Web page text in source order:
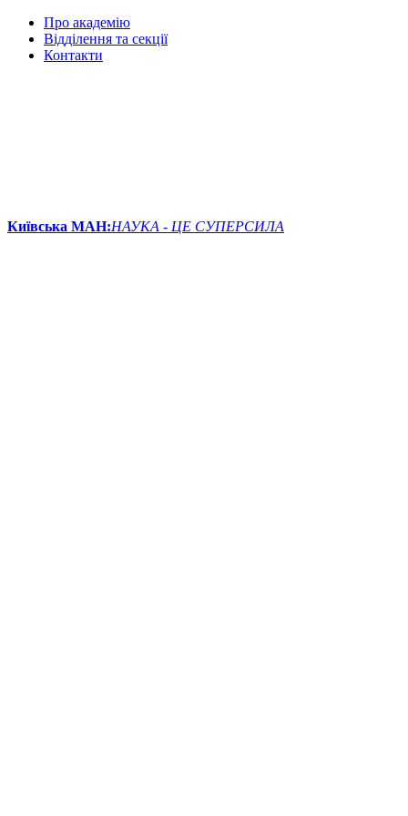
Про академію
Відділення та секції
Контакти
Київська МАН:НАУКА - ЦЕ СУПЕРСИЛА